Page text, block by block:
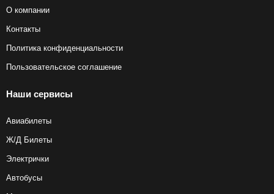
О компании
Контакты
Политика конфиденциальности
Пользовательское соглашение
Наши сервисы
Авиабилеты
Ж/Д Билеты
Электрички
Автобусы